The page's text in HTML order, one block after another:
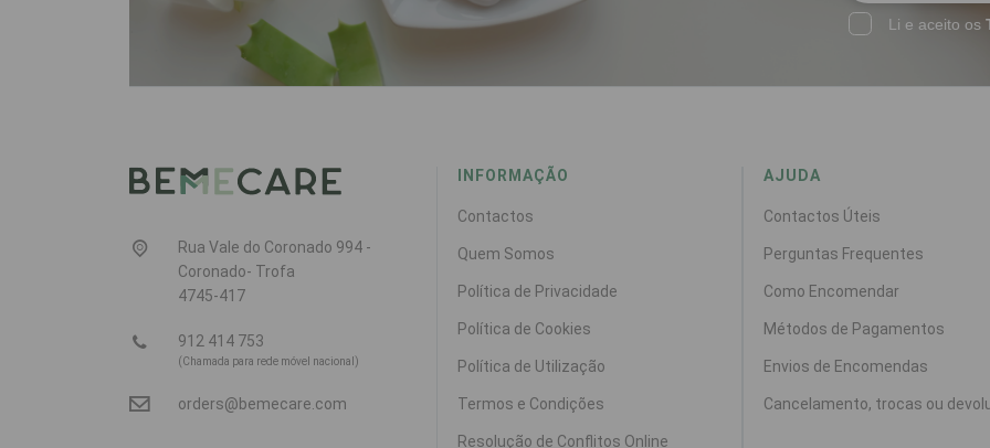
Li e aceito os
Rua Vale do Coronado 994 -
Coronado- Trofa
4745-417
912 414 753
(Chamada para rede móvel nacional)
orders@bemecare.com
INFORMAÇÃO
Contactos
Quem Somos
Política de Privacidade
Política de Cookies
Política de Utilização
Termos e Condições
Resolução de Conflitos Online
AJUDA
Contactos Úteis
Perguntas Frequentes
Como Encomendar
Métodos de Pagamentos
Envios de Encomendas
Cancelamento, trocas ou